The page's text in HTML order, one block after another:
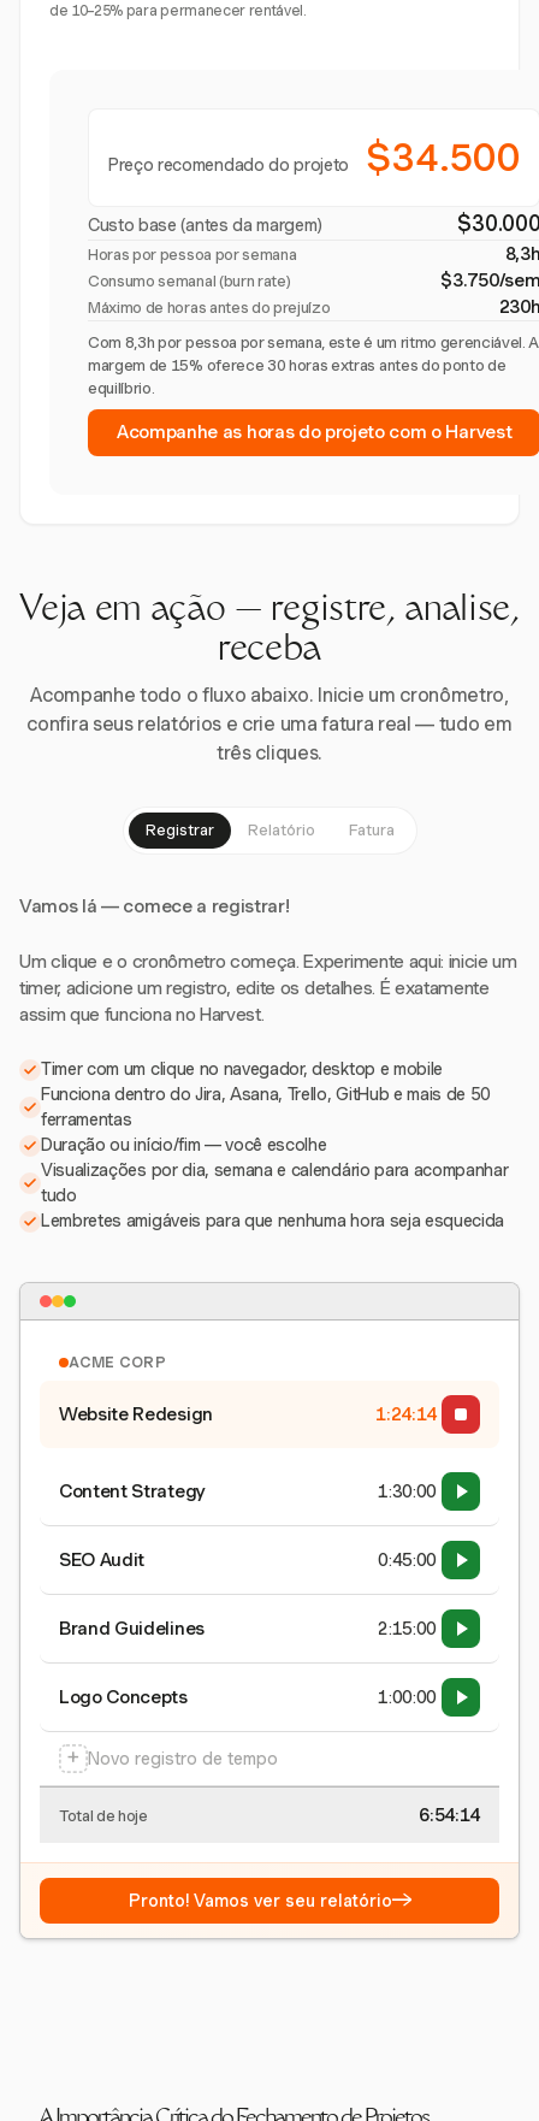
de 10–25% para permanecer rentável.
Preço recomendado do projeto $34.500
Custo base (antes da margem)
Horas por pessoa por semana
Consumo semanal (burn rate) $3.750/
Máximo de horas antes do prejuízo
Com 8,3h por pessoa por semana, este é um ritmo gerenciável. A
margem de 15% oferece 30 horas extras antes do ponto de
equilíbrio.
Acompanhe as horas do projeto com o Harvest
Veja em ação — registre, analise,
receba
Acompanhe todo o fluxo abaixo. Inicie um cronômetro,
confira seus relatórios e crie uma fatura real — tudo em
três cliques.
Registrar Relatório Fatura
Vamos lá — comece a registrar!
Um clique e o cronômetro começa. Experimente aqui: inicie um
timer, adicione um registro, edite os detalhes. É exatamente
assim que funciona no Harvest.
Timer com um clique no navegador, desktop e mobile
Funciona dentro do Jira, Asana, Trello, GitHub e mais de 50
ferramentas
Duração ou início/fim — você escolhe
Visualizações por dia, semana e calendário para acompanhar
tudo
Lembretes amigáveis para que nenhuma hora seja esquecida
ACME CORP
Website Redesign 1:24:15
Content Strategy 1:30:00
SEO Audit 0:45:00
Brand Guidelines 2:15:00
Logo Concepts 1:00:00
+ Novo registro de tempo
Total de hoje 6:54:15
Pronto! Vamos ver seu relatório→